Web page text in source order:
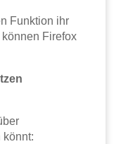
Funktion ihr
Firefox
könnt: